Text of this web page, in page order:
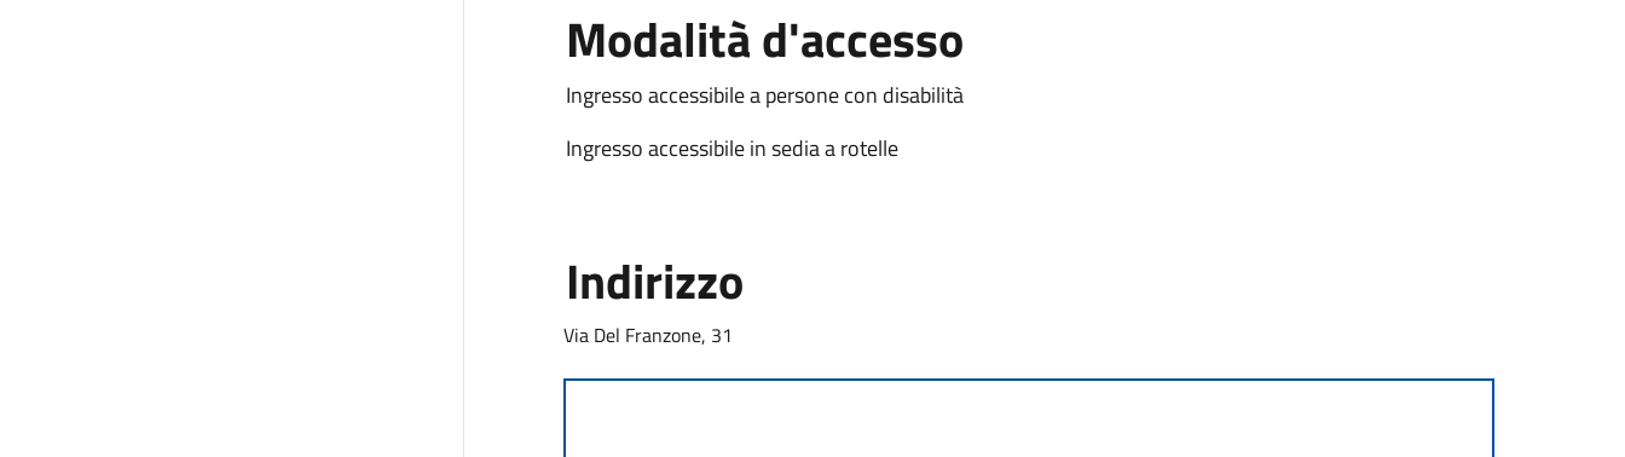
Modalità d'accesso
Ingresso accessibile a persone con disabilità
Ingresso accessibile in sedia a rotelle
Indirizzo
Via Del Franzone, 31